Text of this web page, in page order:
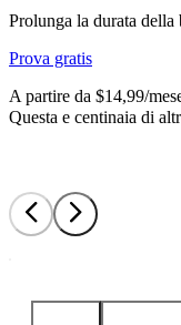
Prolunga la durata della
Prova gratis
A partire da $14,99/
Questa e centinaia di